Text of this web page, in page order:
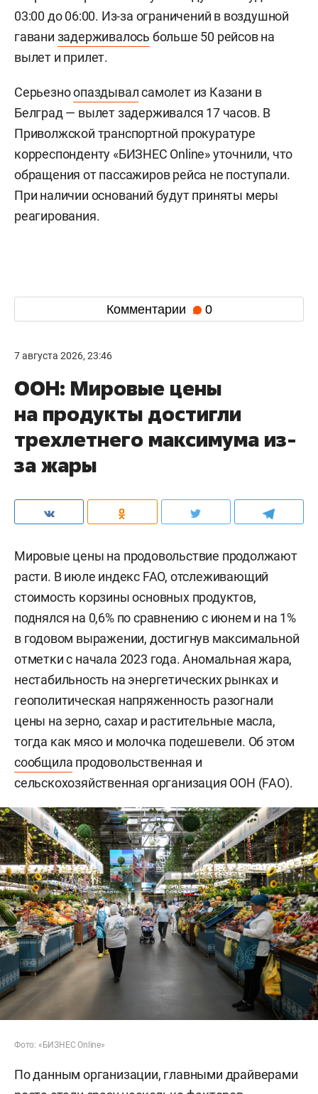
03:00 до 06:00. Из-за ограничений в воздушной
гавани задерживалось больше 50 рейсов на
вылет и прилет.
Серьезноопаздывалсамолет из Казани в
Белград — вылет задерживался 17 часов. В
Приволжской транспортной прокуратуре
корреспонденту «БИЗНЕС Online» уточнили, что
обращения от пассажиров рейса не поступали.
При наличии оснований будут приняты меры
реагирования.
Комментарии 0
7 августа 2026, 23:46
ООН: Мировые цены
на продукты достигли
трехлетнего максимума из-
за жары
Мировые цены на продовольствие продолжают
расти. В июле индекс FAO, отслеживающий
стоимость корзины основных продуктов,
поднялся на 0,6% по сравнению с июнем и на 1%
в годовом выражении, достигнув максимальной
отметки с начала 2023 года. Аномальная жара,
нестабильность на энергетических рынках и
геополитическая напряженность разогнали
цены на зерно, сахар и растительные масла,
тогда как мясо и молочка подешевели. Об этом
сообщила продовольственная и
сельскохозяйственная организация ООН (FAO).
Фото: «БИЗНЕС Online»
По данным организации, главными драйверами